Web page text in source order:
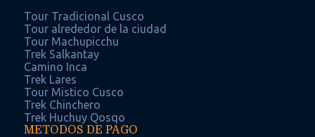
Tour Tradicional Cusco
Tour alrededor de la ciudad
Tour Machupicchu
Trek Salkantay
Camino Inca
Trek Lares
Tour Mistico Cusco
Trek Chinchero
Trek Huchuy Qosqo
METODOS DE PAGO